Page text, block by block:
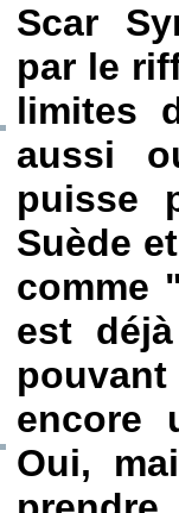
Scar
par le
limites
aussi
puisse
Suède
comme
est
encore
Oui,